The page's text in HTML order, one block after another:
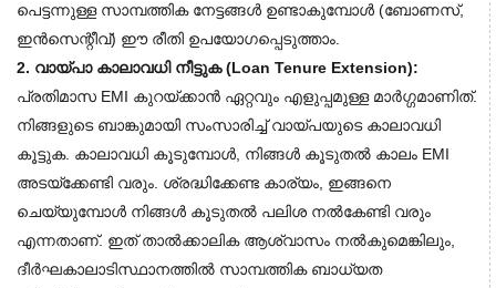
പെട്ടന്നുള്ള സാമ്പത്തിക നേട്ടങ്ങൾ ഉണ്ടാകുമ്പോൾ (ബോണസ്,
ഇൻസെന്റീവ്) ഈ രീതി ഉപയോഗപ്പെടുത്താം.
2. വായ്പാ കാലാവധി നീട്ടുക (Loan Tenure Extension):
പ്രതിമാസ EMI കുറയ്ക്കാൻ ഏറ്റവും എളുപ്പമുള്ള മാർഗ്ഗമാണിത്.
നിങ്ങളുടെ ബാങ്കുമായി സംസാരിച്ച് വായ്പയുടെ കാലാവധി
കൂട്ടുക. കാലാവധി കൂടുമ്പോൾ, നിങ്ങൾ കൂടുതൽ കാലം EMI
അടയ്‌ക്കേണ്ടി വരും. ശ്രദ്ധിക്കേണ്ട കാര്യം, ഇങ്ങനെ
ചെയ്യുമ്പോൾ നിങ്ങൾ കൂടുതൽ പലിശ നൽകേണ്ടി വരും
എന്നതാണ്. ഇത് താൽക്കാലിക ആശ്വാസം നൽകുമെങ്കിലും,
ദീർഘകാലാടിസ്ഥാനത്തിൽ സാമ്പത്തിക ബാധ്യത